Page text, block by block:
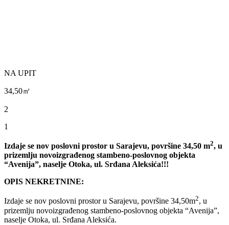
NA UPIT
34,50㎡
2
1
Izdaje se nov poslovni prostor u Sarajevu, površine 34,50 m2, u
prizemlju novoizgrađenog stambeno-poslovnog objekta
“Avenija”, naselje Otoka, ul. Srđana Aleksića!!!
OPIS NEKRETNINE:
Izdaje se nov poslovni prostor u Sarajevu, površine 34,50m2, u
prizemlju novoizgrađenog stambeno-poslovnog objekta “Avenija”,
naselje Otoka, ul. Srđana Aleksića.